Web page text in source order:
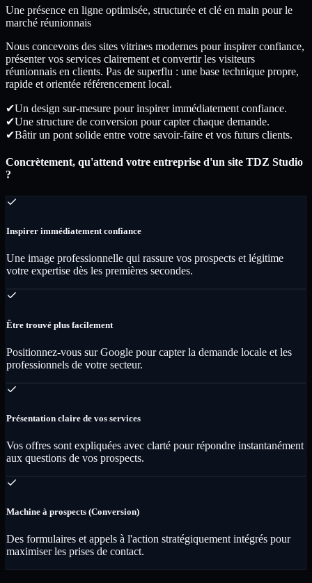
Une présence en ligne optimisée, structurée et clé en main pour le
marché réunionnais
Nous concevons des sites vitrines modernes pour inspirer confiance,
présenter vos services clairement et convertir les visiteurs
réunionnais en clients. Pas de superflu : une base technique propre,
rapide et orientée référencement local.
✔Un design sur-mesure pour inspirer immédiatement confiance.
✔Une structure de conversion pour capter chaque demande.
✔Bâtir un pont solide entre votre savoir-faire et vos futurs clients.
Concrètement, qu'attend votre entreprise d'un site TDZ Studio
?
Inspirer immédiatement confiance
Une image professionnelle qui rassure vos prospects et légitime
votre expertise dès les premières secondes.
Être trouvé plus facilement
Positionnez-vous sur Google pour capter la demande locale et les
professionnels de votre secteur.
Présentation claire de vos services
Vos offres sont expliquées avec clarté pour répondre instantanément
aux questions de vos prospects.
Machine à prospects (Conversion)
Des formulaires et appels à l'action stratégiquement intégrés pour
maximiser les prises de contact.